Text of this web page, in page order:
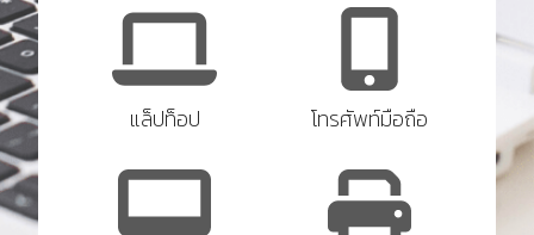
แล็ปท็อป โทรศัพท์มือถือ